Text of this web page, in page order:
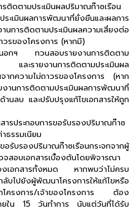
ติดตามประเมินผลปริมาณก๊าซเรือน
มินผลการพัฒนาที่ยั่งยืนและผลการ
นการติดตามประเมินผลความเสี่ยงต่อ
รของโครงการ (หากมี)
นอกฯ ทวนสอบรายงานการติดตาม
และรายงานการติดตามประเมินผล
ากความไม่ถาวรของโครงการ (หาก
นการติดตามประเมินผลการพัฒนาที่
นลบ และปรับปรุงแก้ไขเอกสารให้ถูก
ารประกอบการขอรับรองปริมาณก๊าซ
ธรรมเนียม
บรองปริมาณก๊าซเรือนกระจกจากผู้
สอบเอกสารเบื้องต้นโดยพิจารณา
งเอกสารทั้งหมด หากพบว่าไม่ครบ
บไปยังผู้พัฒนาโครงการให้แก้ไขหรือ
โครงการ/เจ้าของโครงการ ต้อง
ายใน 15 วันทำการ นับแต่วันที่ได้รับ